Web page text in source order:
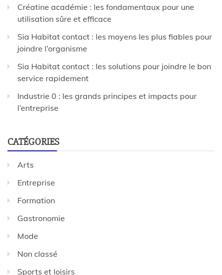
Créatine académie : les fondamentaux pour une
utilisation sûre et efficace
Sia Habitat contact : les moyens les plus fiables pour
joindre l’organisme
Sia Habitat contact : les solutions pour joindre le bon
service rapidement
Industrie 0 : les grands principes et impacts pour
l’entreprise
CATÉGORIES
Arts
Entreprise
Formation
Gastronomie
Mode
Non classé
Sports et loisirs